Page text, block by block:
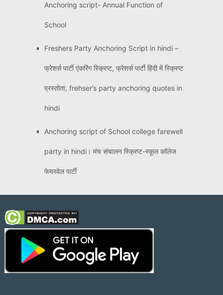
Anchoring script- Annual Function of
School
Freshers Party Anchoring Script in hindi –
फ्रेशर्स पार्टी एंकरिंग स्क्रिप्ट, फ्रेशर्स पार्टी हिंदी में स्क्रिप्ट
प्रस्तोता, frehser’s party anchoring quotes in
hindi
Anchoring script of School college farewell
party in hindi। मंच संचालन स्क्रिप्ट-स्कूल कॉलेज
फेयरवेल पार्टी